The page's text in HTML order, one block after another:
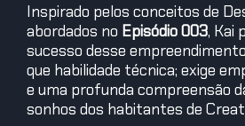
Inspirado pelos conceitos de
abordados no Episódio 003, Kai
sucesso desse
que habilidade técnica; exige
e uma profunda compreensão
sonhos dos habitantes de